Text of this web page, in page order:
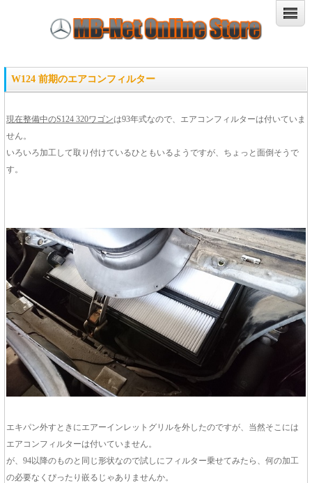
W124 前期のエアコンフィルター
現在整備中のS124 320ワゴンは93年式なので、エアコンフィルターは付いていま
せん。
いろいろ加工して取り付けているひともいるようですが、ちょっと面倒そうで
す。
エキパン外すときにエアーインレットグリルを外したのですが、当然そこには
エアコンフィルターは付いていません。
が、94以降のものと同じ形状なので試しにフィルター乗せてみたら、何の加工
の必要なくぴったり嵌るじゃありませんか。